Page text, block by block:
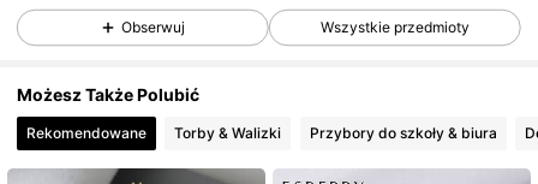
4,79 4.8K Obserwujący
4,79 4.8K Obserwujący
Obserwuj Wszystkie przedmioty
Możesz Także Polubić
Rekomendowane Torby & Walizki Przybory do szkoły & biura